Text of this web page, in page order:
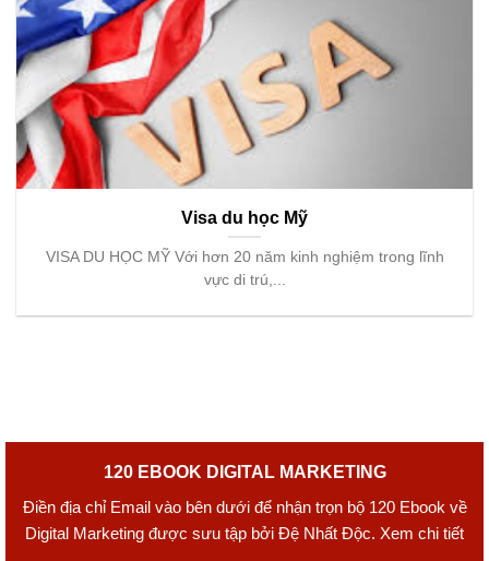
Visa du học Mỹ
VISA DU HỌC MỸ Với hơn 20 năm kinh nghiệm trong lĩnh
vực di trú,...
120 EBOOK DIGITAL MARKETING
Điền địa chỉ Email vào bên dưới để nhận trọn bộ 120 Ebook về
Digital Marketing được sưu tập bởi Đệ Nhất Độc. Xem chi tiết